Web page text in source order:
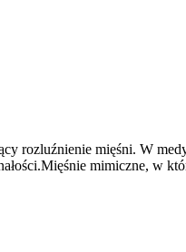
rozluźnienie mięśni. W
mimiczne, w